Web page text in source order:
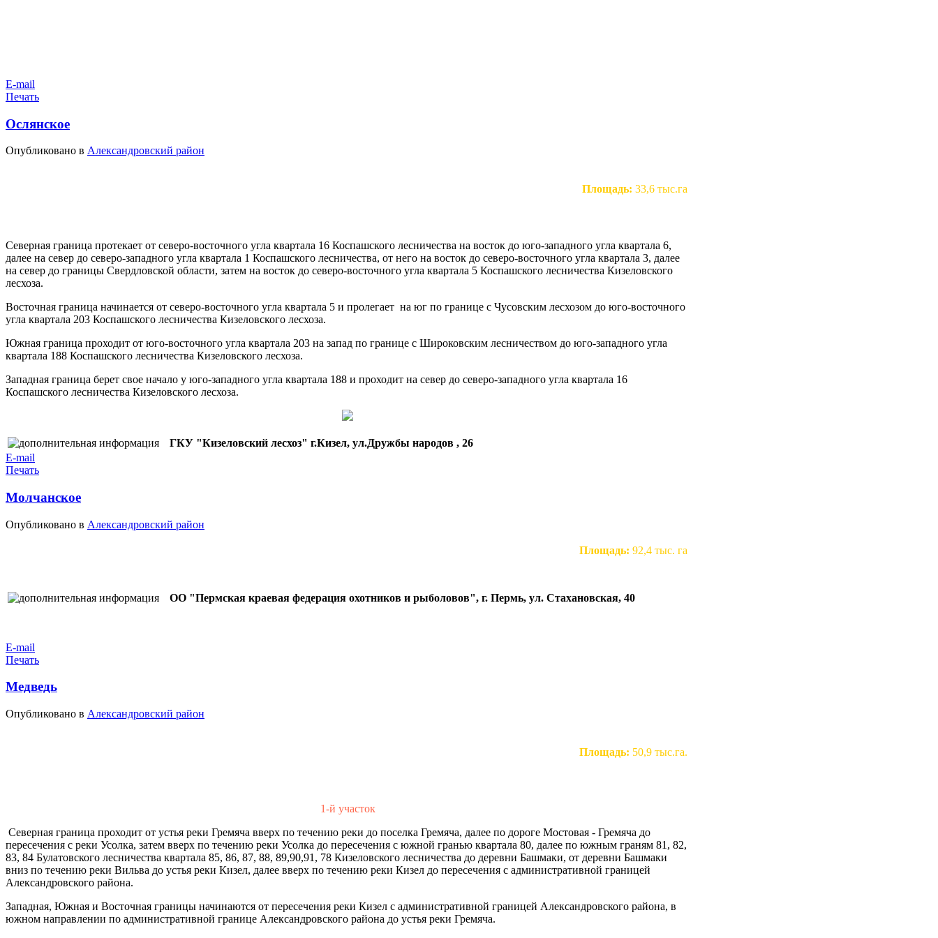
E-mail
Печать
Ослянское
Опубликовано в Александровский район
Площадь: 33,6 тыс.га
Северная граница протекает от северо-восточного угла квартала 16 Коспашского лесничества на восток до юго-западного угла квартала 6,
далее на север до северо-западного угла квартала 1 Коспашского лесничества, от него на восток до северо-восточного угла квартала 3, далее
на север до границы Свердловской области, затем на восток до северо-восточного угла квартала 5 Коспашского лесничества Кизеловского
лесхоза.
Восточная граница начинается от северо-восточного угла квартала 5 и пролегает на юг по границе с Чусовским лесхозом до юго-восточного
угла квартала 203 Коспашского лесничества Кизеловского лесхоза.
Южная граница проходит от юго-восточного угла квартала 203 на запад по границе с Широковским лесничеством до юго-западного угла
квартала 188 Коспашского лесничества Кизеловского лесхоза.
Западная граница берет свое начало у юго-западного угла квартала 188 и проходит на север до северо-западного угла квартала 16
Коспашского лесничества Кизеловского лесхоза.
ГКУ "Кизеловский лесхоз" г.Кизел, ул.Дружбы народов , 26
E-mail
Печать
Молчанское
Опубликовано в Александровский район
Площадь: 92,4 тыс. га
ОО "Пермская краевая федерация охотников и рыболовов", г. Пермь, ул. Стахановская, 40
E-mail
Печать
Медведь
Опубликовано в Александровский район
Площадь: 50,9 тыс.га.
1-й участок
Северная граница проходит от устья реки Гремяча вверх по течению реки до поселка Гремяча, далее по дороге Мостовая - Гремяча до
пересечения с реки Усолка, затем вверх по течению реки Усолка до пересечения с южной гранью квартала 80, далее по южным граням 81, 82,
83, 84 Булатовского лесничества квартала 85, 86, 87, 88, 89,90,91, 78 Кизеловского лесничества до деревни Башмаки, от деревни Башмаки
вниз по течению реки Вильва до устья реки Кизел, далее вверх по течению реки Кизел до пересечения с административной границей
Александровского района.
Западная, Южная и Восточная границы начинаются от пересечения реки Кизел с административной границей Александровского района, в
южном направлении по административной границе Александровского района до устья реки Гремяча.